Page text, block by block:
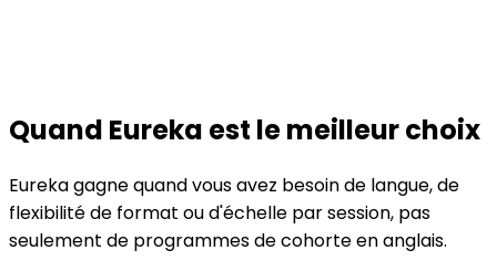
Quand Eureka est le meilleur choix
Eureka gagne quand vous avez besoin de langue, de
flexibilité de format ou d'échelle par session, pas
seulement de programmes de cohorte en anglais.